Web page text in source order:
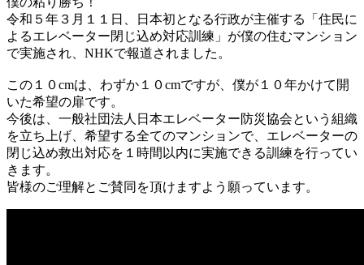
令和５年３月１１日、日本初となる行政が主催する「住民に
よるエレベーター閉じ込め対応訓練」が僕の住むマンション
で実施され、NHKで報道されました。
この１０cmは、わずか１０cmですが、僕が１０年かけて開
いた希望の扉です。
今後は、一般社団法人日本エレベーター防災協会という組織
を立ち上げ、希望する全てのマンションで、エレベーターの
閉じ込め救出対応を１時間以内に実施できる訓練を行ってい
きます。
皆様のご理解とご賛同を頂けますよう願っています。